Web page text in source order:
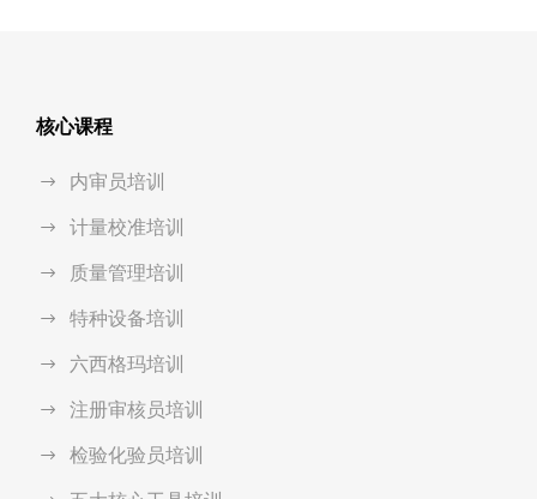
核心课程
内审员培训
计量校准培训
质量管理培训
特种设备培训
六西格玛培训
注册审核员培训
检验化验员培训